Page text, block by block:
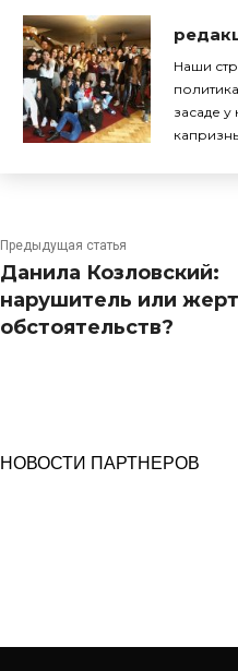
Наши
засаде
Предыдущая статья
Данила Козловский:
нарушитель или
обстоятельств?
НОВОСТИ ПАРТНЕРОВ